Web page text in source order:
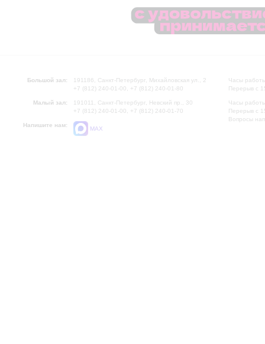
Большой зал:
191186, Санкт-Петербург, Михайловская ул., 2
+7 (812) 240-01-00, +7 (812) 240-01-80
Малый зал:
191011, Санкт-Петербург, Невский пр., 30
+7 (812) 240-01-00, +7 (812) 240-01-70
Напишите нам:
MAX
Часы
Перерыв с
Часы
Перерыв с
Вопросы